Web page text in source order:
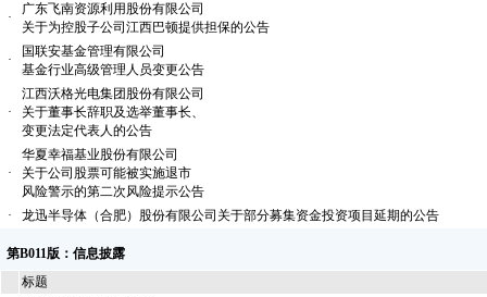
·
广东飞南资源利用股份有限公司
关于为控股子公司江西巴顿提供担保的公告
·
国联安基金管理有限公司
基金行业高级管理人员变更公告
·
江西沃格光电集团股份有限公司
关于董事长辞职及选举董事长、
变更法定代表人的公告
·
华夏幸福基业股份有限公司
关于公司股票可能被实施退市
风险警示的第二次风险提示公告
·
龙迅半导体（合肥）股份有限公司关于部分募集资金投资项目延期的公告
第B011版：信息披露
标题